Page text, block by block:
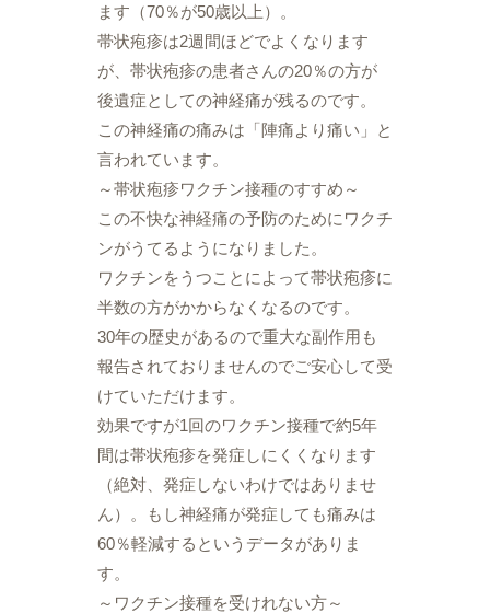
ます（70％が50歳以上）。
帯状疱疹は2週間ほどでよくなります
が、帯状疱疹の患者さんの20％の方が
後遺症としての神経痛が残るのです。
この神経痛の痛みは「陣痛より痛い」と
言われています。
～帯状疱疹ワクチン接種のすすめ～
この不快な神経痛の予防のためにワクチ
ンがうてるようになりました。
ワクチンをうつことによって帯状疱疹に
半数の方がかからなくなるのです。
30年の歴史があるので重大な副作用も
報告されておりませんのでご安心して受
けていただけます。
効果ですが1回のワクチン接種で約5年
間は帯状疱疹を発症しにくくなります
（絶対、発症しないわけではありませ
ん）。もし神経痛が発症しても痛みは
60％軽減するというデータがありま
す。
～ワクチン接種を受けれない方～